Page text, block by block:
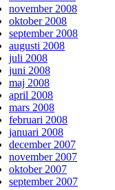
november 2008
oktober 2008
september 2008
augusti 2008
juli 2008
juni 2008
maj 2008
april 2008
mars 2008
februari 2008
januari 2008
december 2007
november 2007
oktober 2007
september 2007